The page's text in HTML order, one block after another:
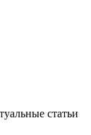
статьи